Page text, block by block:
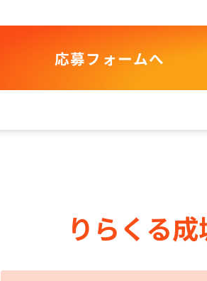
応募フォームへ
りらくる成